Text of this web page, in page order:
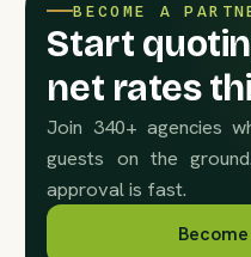
BECOME A
Start
net rates
Join 340+ agencies
guests on the
approval is fast.